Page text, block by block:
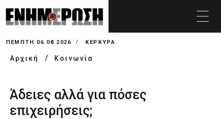
ΠΈΜΠΤΗ 06.08.2026 ΚΕΡΚΥΡΑ
Αρχική Κοινωνία
Άδειες αλλά για πόσες
επιχειρήσεις;